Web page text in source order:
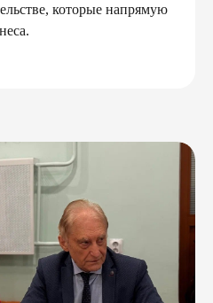
которые напрямую